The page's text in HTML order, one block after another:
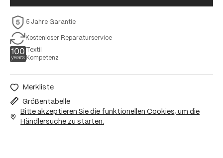
5 Jahre Garantie
Kostenloser Reparaturservice
Textil
Kompetenz
Merkliste
Größentabelle
Bitte akzeptieren Sie die funktionellen Cookies, um die
Händlersuche zu starten.